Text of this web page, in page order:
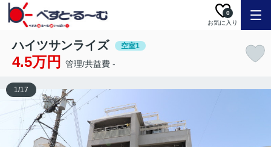
お気に入り
0
ハイツサンライズ 空室1
4.5万円 管理/共益費 -
1/17